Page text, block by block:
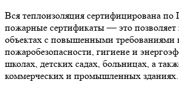
Вся теплоизоляция сертифицирована
пожарные сертификаты — это позволяет
объектах с повышенными требованиями
пожаробезопасности, гигиене и
школах, детских садах, больницах, а
коммерческих и промышленных